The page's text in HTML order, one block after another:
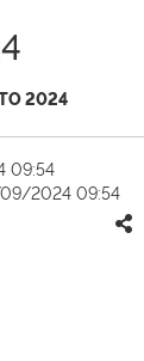
2024
09:54
2024 09:54